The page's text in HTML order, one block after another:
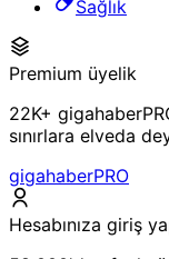
Sağlık
Premium üyelik
22K+
sınırlara elveda
gigahaberPRO
Hesabınıza giriş